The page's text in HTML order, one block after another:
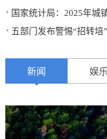
国家统计局：2025年城
五部门发布警惕“招转培
新闻 娱乐